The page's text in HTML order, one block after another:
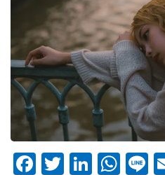
Facebook
Twitter